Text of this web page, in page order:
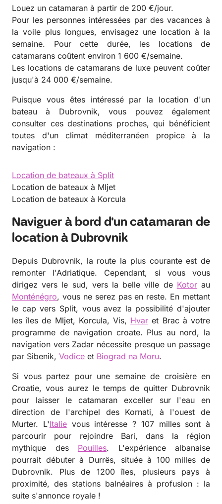
Louez un catamaran à partir de 200 €/jour.
Pour les personnes intéressées par des vacances à
la voile plus longues, envisagez une location à la
semaine. Pour cette durée, les locations de
catamarans coûtent environ 1 600 €/semaine.
Les locations de catamarans de luxe peuvent coûter
jusqu'à 24 000 €/semaine.
Puisque vous êtes intéressé par la location d'un
bateau à Dubrovnik, vous pouvez également
consulter ces destinations proches, qui bénéficient
toutes d'un climat méditerranéen propice à la
navigation :
Location de bateaux à Split
Location de bateaux à Mljet
Location de bateaux à Korcula
Naviguer à bord d'un catamaran de
location à Dubrovnik
Depuis Dubrovnik, la route la plus courante est de
remonter l'Adriatique. Cependant, si vous vous
dirigez vers le sud, vers la belle ville de Kotorau
Monténégro, vous ne serez pas en reste. En mettant
le cap vers Split, vous avez la possibilité d'ajouter
les îles de Mljet, Korcula, Vis, Hvar et Brac à votre
programme de navigation croate. Plus au nord, la
navigation vers Zadar nécessite presque un passage
par Sibenik, Vodice et Biograd na Moru.
Si vous partez pour une semaine de croisière en
Croatie, vous aurez le temps de quitter Dubrovnik
pour laisser le catamaran exceller sur l'eau en
direction de l'archipel des Kornati, à l'ouest de
Murter. L'Italievous intéresse ? 107 milles sont à
parcourir pour rejoindre Bari, dans la région
mythique des Pouilles. L'expérience albanaise
pourrait débuter à Durrës, située à 100 milles de
Dubrovnik. Plus de 1200 îles, plusieurs pays à
proximité, des stations balnéaires à profusion : la
suite s'annonce royale !